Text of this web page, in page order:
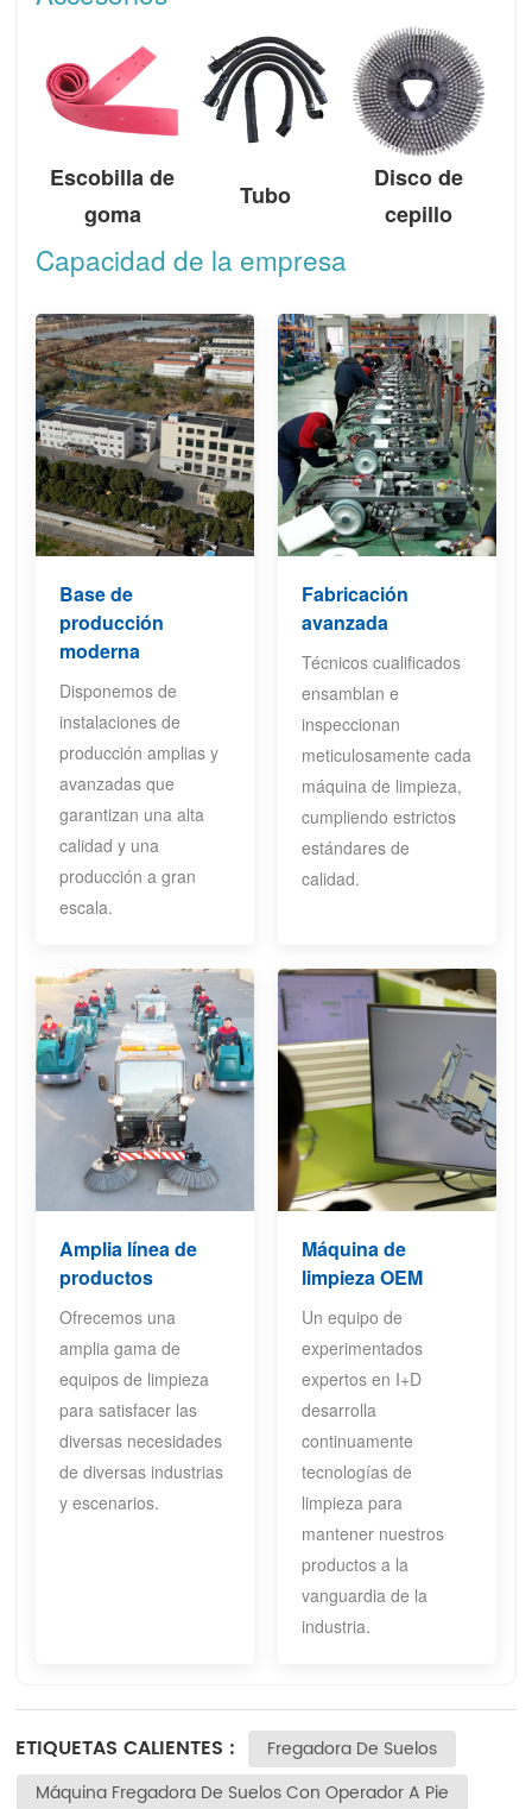
Escobilla de
goma
Tubo
Disco de
cepillo
Capacidad de la empresa
Base de
producción
moderna
Disponemos de
instalaciones de
producción amplias y
avanzadas que
garantizan una alta
calidad y una
producción a gran
escala.
Fabricación
avanzada
Técnicos cualificados
ensamblan e
inspeccionan
meticulosamente cada
máquina de limpieza,
cumpliendo estrictos
estándares de
calidad.
Amplia línea de
productos
Ofrecemos una
amplia gama de
equipos de limpieza
para satisfacer las
diversas necesidades
de diversas industrias
y escenarios.
Máquina de
limpieza OEM
Un equipo de
experimentados
expertos en I+D
desarrolla
continuamente
tecnologías de
limpieza para
mantener nuestros
productos a la
vanguardia de la
industria.
ETIQUETAS CALIENTES :
Fregadora De Suelos
Máquina Fregadora De Suelos Con Operador A Pie